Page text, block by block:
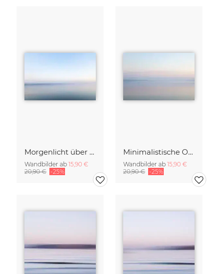
Morgenlicht über der ruhigen Ostsee, verwischt
Wandbilder ab 15,90 €
20,90 € -25%
Minimalistische Ostsee im Morgenlicht verwischt
Wandbilder ab 15,90 €
20,90 € -25%